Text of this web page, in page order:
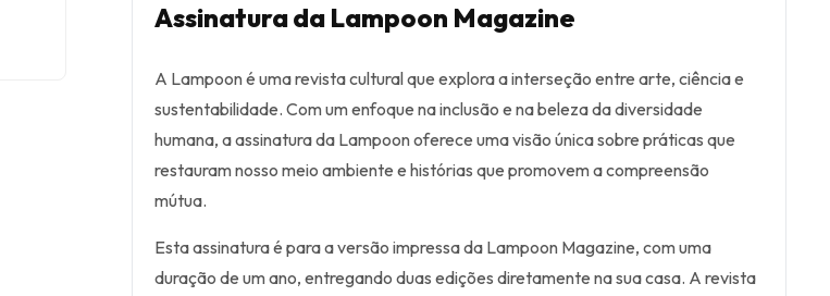
Assinatura da Lampoon Magazine
A Lampoon é uma revista cultural que explora a interseção entre arte, ciência e
sustentabilidade. Com um enfoque na inclusão e na beleza da diversidade
humana, a assinatura da Lampoon oferece uma visão única sobre práticas que
restauram nosso meio ambiente e histórias que promovem a compreensão
mútua.
Esta assinatura é para a versão impressa da Lampoon Magazine, com uma
duração de um ano, entregando duas edições diretamente na sua casa. A revista